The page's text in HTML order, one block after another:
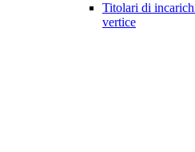
Titolari di
vertice